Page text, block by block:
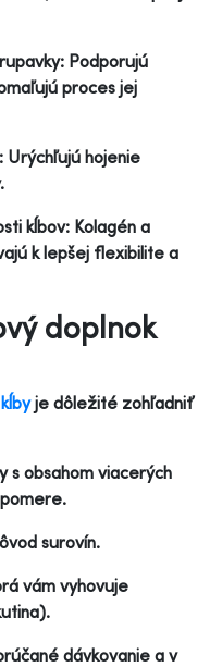
Podporujú
proces jej
Urýchľujú hojenie
kĺbov: Kolagén a
k lepšej flexibilite a
doplnok
je dôležité zohľadniť
s obsahom viacerých
surovín.
vám vyhovuje
dávkovanie a v